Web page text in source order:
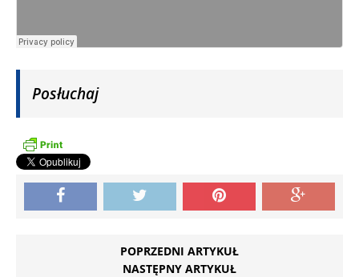
Posłuchaj
POPRZEDNI ARTYKUŁ
NASTĘPNY ARTYKUŁ